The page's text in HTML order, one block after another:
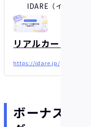
IDARE（イデア）|
リアルカードの発
https://idare.jp/guide/pre-
ボーナスの